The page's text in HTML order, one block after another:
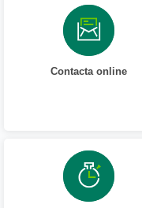
Contacta online